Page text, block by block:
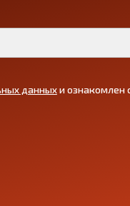
данныхи ознакомлен